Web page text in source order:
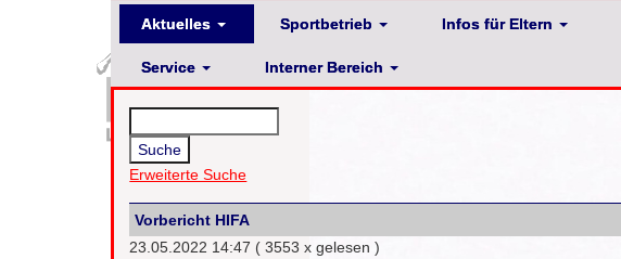
Aktuelles Sportbetrieb Infos für Eltern
Service Interner Bereich
Erweiterte Suche
Vorbericht HIFA
23.05.2022 14:47 ( 3553 x gelesen )